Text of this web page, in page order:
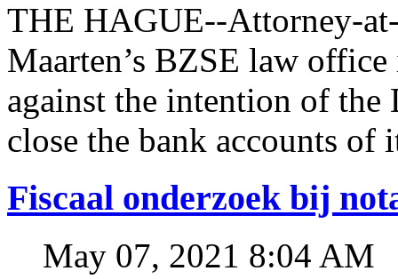
THE HAGUE--Attorney-
Maarten’s BZSE law
against the intention of
close the bank accounts of
Fiscaal onderzoek bij
May 07, 2021 8:04 AM